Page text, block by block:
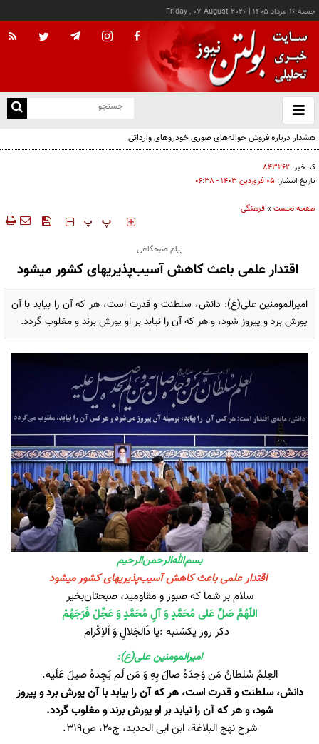
جمعه ۱۶ مرداد ۱۴۰۵ |
Friday , 07 August 2026
باز
و
هشدار درباره فروش حواله‌های صوری خودروهای وارداتی
کد خبر: ۸۴۳۲۶۲
تاریخ انتشار: ۰۵ فروردين ۱۴۰۳ - ۰۶:۳۸
صفحه نخست »فرهنگی
‍‍‍ پ پ
پیام صبحگاهی
اقتدار علمی باعث کاهش آسیب‌پذیریهای کشور میشود
امیرالمومنین علی(ع): دانش، سلطنت و قدرت است، هر كه آن را بيابد با آن
يورش برد و پیروز شود، و هر كه آن را نیابد بر او يورش برند و مغلوب گردد.
بسم‌الله‌الرحمن‌الرحیم
اقتدار علمی باعث کاهش آسیب‌پذیریهای کشور میشود
سلام‌ بر شما که صبور و مقاومید، صبحتان‌بخیر
اللّهُمَّ صَلِّ عَلی مُحَمَّدٍ وَ آلِ مُحَمَّدٍ وَ عَجِّلْ فَرَجَهُمْ
ذکر روز یکشنبه :یا ذَالجَلالِ وَ اْلاِکْرام
امیرالمومنین علی(ع):
العِلمُ سُلطانٌ مَن وَجدَهُ صالَ بِهِ وَ مَن لَم يَجِدهُ صيلَ عَلَيه.
دانش، سلطنت و قدرت است، هر كه آن را بيابد با آن يورش برد و پیروز
شود، و هر كه آن را نیابد بر او يورش برند و مغلوب گردد.
شرح‏ نهج‏ البلاغة، ابن ابی الحدید، ج۲۰، ص۳۱۹.